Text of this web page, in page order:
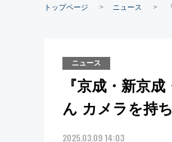
トップページ ニュース
ニュース
『京成・新京
ん カメラを持
2025.03.09 14:03